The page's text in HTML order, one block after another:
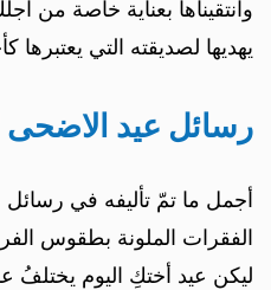
وانتقيناها بعناية خاصة من
يهديها لصديقته التي
رسائل عيد الاضحى
أجمل ما تمّ تأليفه في
الفقرات الملونة بطقوس
ليكن عيد أختكِ اليوم يختلفُ